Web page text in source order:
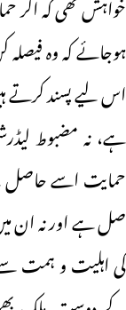
ہوجائے کہ وہ فیصلہ
اس لیے پسند کرتے
ہے، نہ مضبوط
حمایت اسے حاصل
صل ہے اور نہ ان
کی اہلیت و ہمت